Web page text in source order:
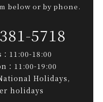
below or by phone.
5718
11:00-18:00
11:00-19:00
Holidays,
holidays